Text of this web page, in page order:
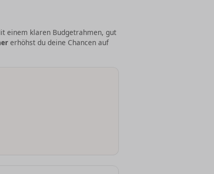
einem klaren Budgetrahmen, gut
erhöhst du deine Chancen auf